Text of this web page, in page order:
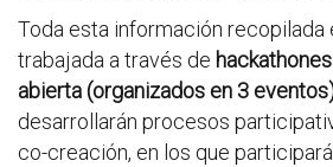
Toda esta información recopilada
trabajada a través de
abierta (organizados en 3
desarrollarán procesos
co-creación, en los que